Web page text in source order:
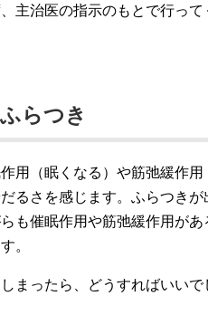
主治医の指示のもとで行って
らつき
用（眠くなる）や筋弛緩作用
るさを感じます。ふらつき
も催眠作用や筋弛緩作用が
。
まったら、どうすればいいで